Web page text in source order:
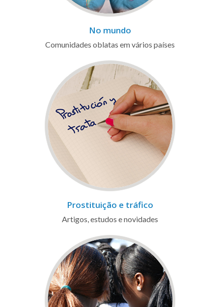
No mundo
Comunidades oblatas em vários países
Prostituição e tráfico
Artigos, estudos e novidades